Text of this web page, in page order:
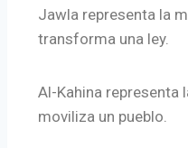
Jawla representa la
transforma una ley.
Al-Kahina representa
moviliza un pueblo.